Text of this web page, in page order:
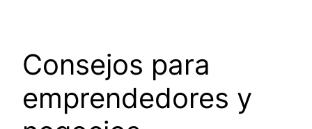
Consejos para
emprendedores y